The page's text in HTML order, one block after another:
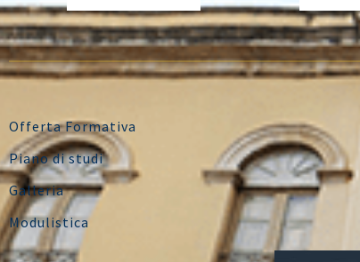
Offerta Formativa
Piano di studi
Galleria
Modulistica